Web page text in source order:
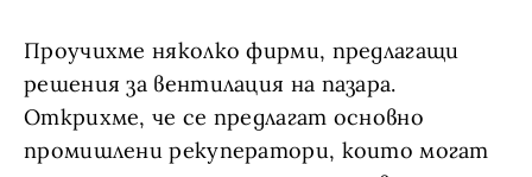
Проучихме няколко фирми, предлагащи
решения за вентилация на пазара.
Открихме, че се предлагат основно
промишлени рекуператори, които могат